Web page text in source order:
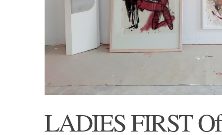
LADIES FIRST